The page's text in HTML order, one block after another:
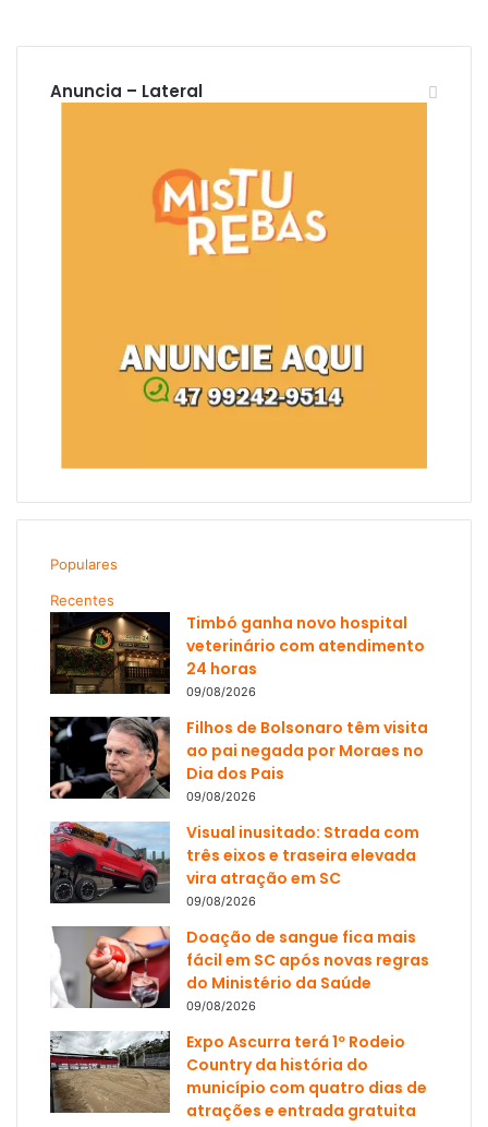
Anuncia – Lateral
Populares
Recentes
Timbó ganha novo hospital
veterinário com atendimento
24 horas
09/08/2026
Filhos de Bolsonaro têm visita
ao pai negada por Moraes no
Dia dos Pais
09/08/2026
Visual inusitado: Strada com
três eixos e traseira elevada
vira atração em SC
09/08/2026
Doação de sangue fica mais
fácil em SC após novas regras
do Ministério da Saúde
09/08/2026
Expo Ascurra terá 1º Rodeio
Country da história do
município com quatro dias de
atrações e entrada gratuita